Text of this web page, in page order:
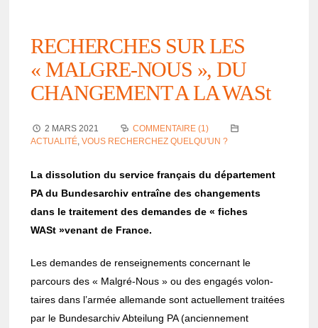
RECHERCHES SUR LES
« MALGRE-NOUS », DU
CHANGEMENT A LA WASt
2 MARS 2021
COMMENTAIRE (1)
ACTUALITÉ,VOUS RECHERCHEZ QUELQU'UN ?
La disso­lu­tion du service français du dépar­te­ment
PA du Bunde­sar­chiv entraîne des chan­ge­ments
dans le trai­te­ment des demandes de « fiches
WASt »venant de France.
Les demandes de rensei­gne­ments concer­nant le
parcours des « Malgré-Nous » ou des enga­gés volon­
taires dans l’ar­mée alle­mande sont actuel­le­ment trai­tées
par le Bunde­sar­chiv Abtei­lung PA (ancien­ne­ment